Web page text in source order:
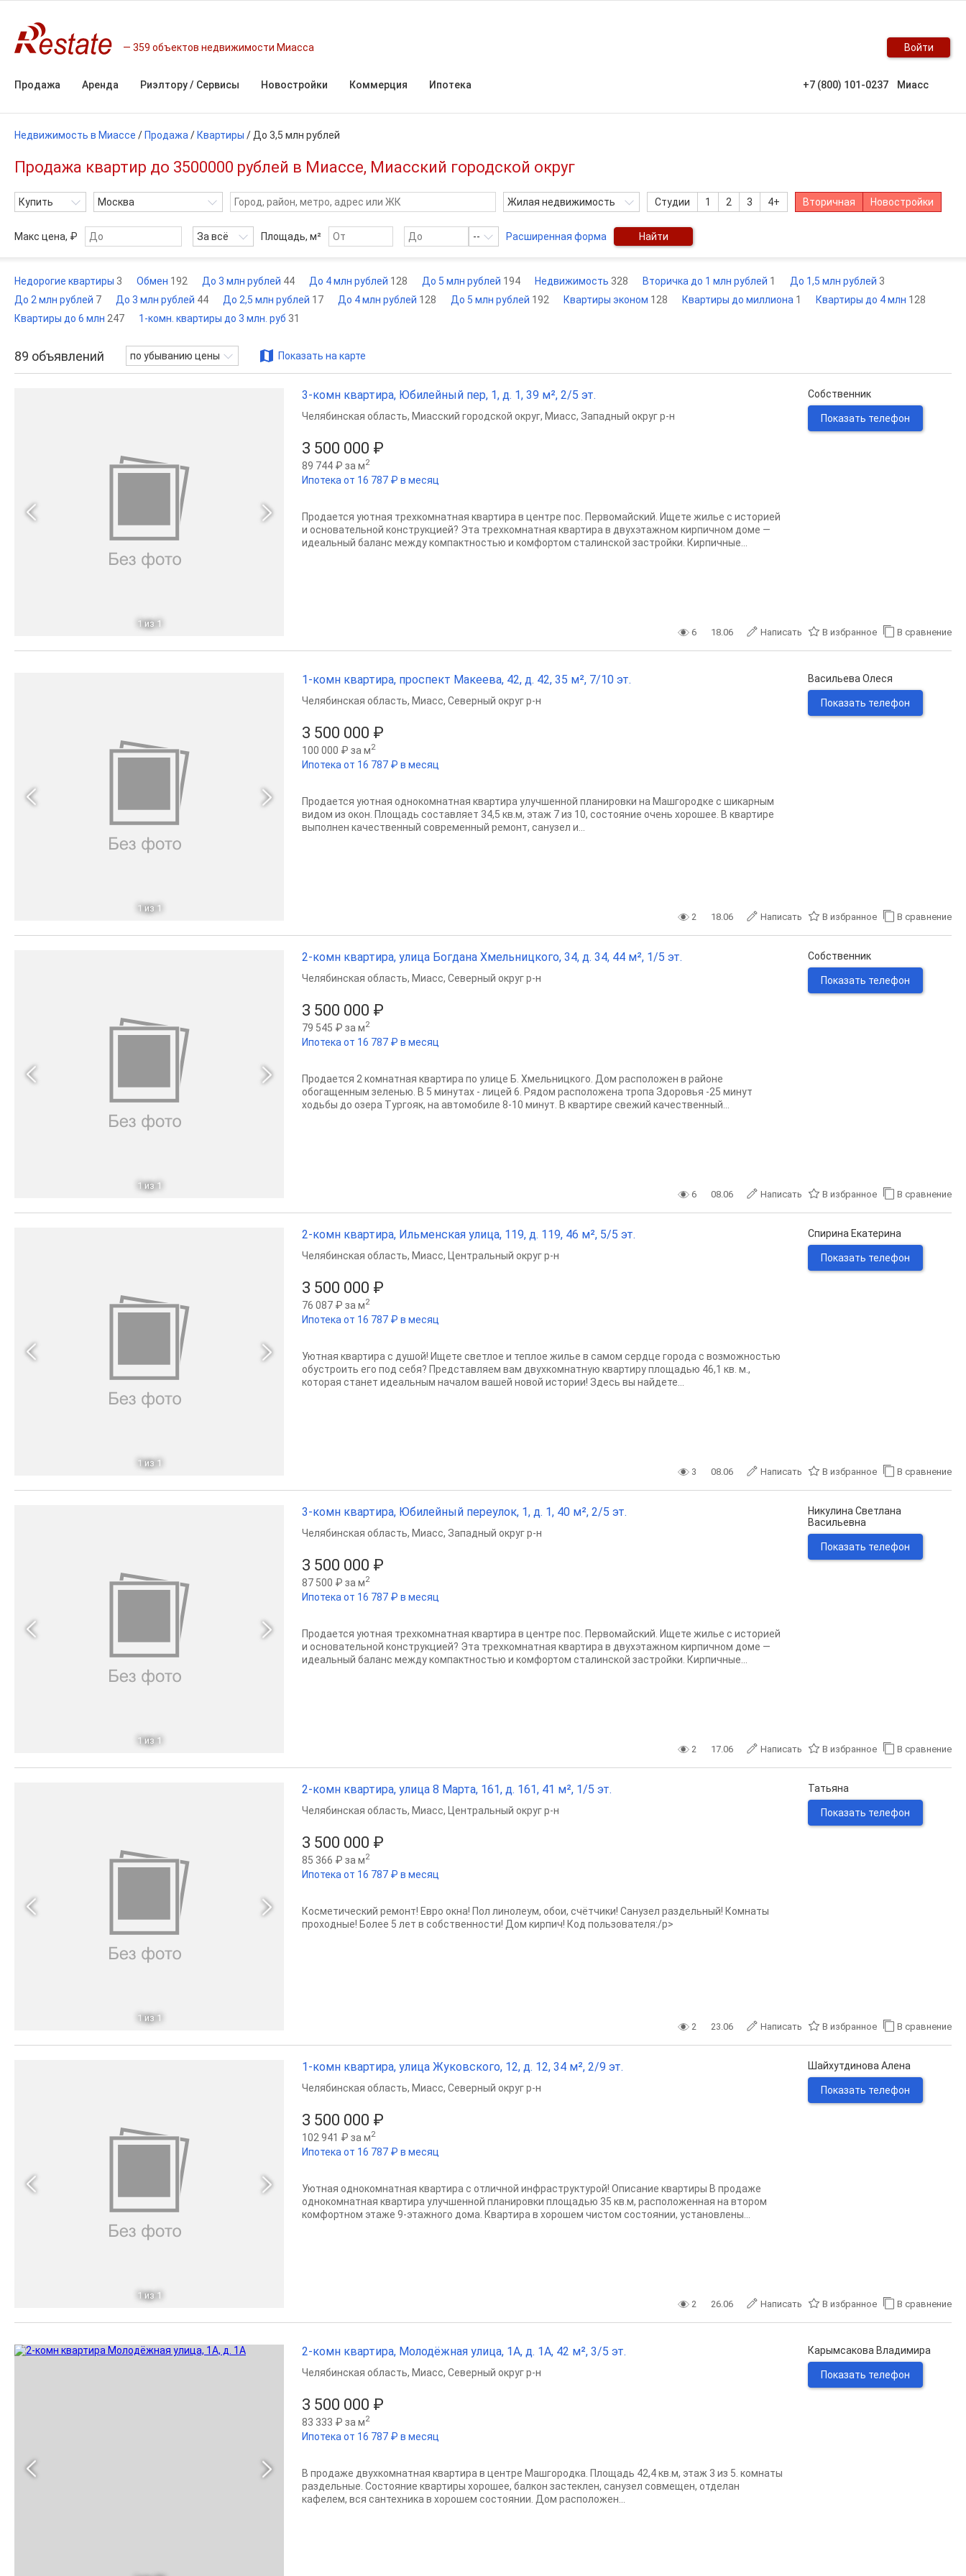
359 объектов недвижимости Миасса Войти
Продажа Аренда Риэлтору / Сервисы Новостройки Коммерция Ипотека +7 (800) 101-0237 Миасс
Недвижимость в Миассе / Продажа / Квартиры / До 3,5 млн рублей
Продажа квартир до 3500000 рублей в Миассе, Миасский городской округ
Купить Москва Жилая недвижимость Студии 1 2 3 4+ Вторичная Новостройки
Макс цена, ₽ За всё Площадь, м² -- Расширенная форма Найти
Недорогие квартиры 3 Обмен 192 До 3 млн рублей 44 До 4 млн рублей 128 До 5 млн рублей 194 Недвижимость 328 Вторичка до 1 млн рублей 1 До 1,5 млн рублей 3
До 2 млн рублей 7 До 3 млн рублей 44 До 2,5 млн рублей 17 До 4 млн рублей 128 До 5 млн рублей 192 Квартиры эконом 128 Квартиры до миллиона 1 Квартиры до 4 млн 128
Квартиры до 6 млн 247 1-комн. квартиры до 3 млн. руб 31
89 объявлений по убыванию цены Показать на карте
1 из 1
3-комн квартира, Юбилейный пер, 1, д. 1, 39 м², 2/5 эт.
3 500 000 ₽
89 744 ₽ за м2
Ипотека от 16 787 ₽ в месяц
Челябинская область, Миасский городской округ, Миасс, Западный округ р-н
Продается уютная трехкомнатная квартира в центре пос. Первомайский. Ищете жилье с историей
и основательной конструкцией? Эта трехкомнатная квартира в двухэтажном кирпичном доме —
идеальный баланс между компактностью и комфортом сталинской застройки. Кирпичные...
Собственник
Показать телефон
6 18.06 Написать В избранное В сравнение
1 из 1
1-комн квартира, проспект Макеева, 42, д. 42, 35 м², 7/10 эт.
3 500 000 ₽
100 000 ₽ за м2
Ипотека от 16 787 ₽ в месяц
Челябинская область, Миасс, Северный округ р-н
Продается уютная однокомнатная квартира улучшенной планировки на Машгородке с шикарным
видом из окон. Площадь составляет 34,5 кв.м, этаж 7 из 10, состояние очень хорошее. В квартире
выполнен качественный современный ремонт, санузел и...
Васильева Олеся
Показать телефон
2 18.06 Написать В избранное В сравнение
1 из 1
2-комн квартира, улица Богдана Хмельницкого, 34, д. 34, 44 м², 1/5 эт.
3 500 000 ₽
79 545 ₽ за м2
Ипотека от 16 787 ₽ в месяц
Челябинская область, Миасс, Северный округ р-н
Продается 2 комнатная квартира по улице Б. Хмельницкого. Дом расположен в районе
обогащенным зеленью. В 5 минутах - лицей 6. Рядом расположена тропа Здоровья -25 минут
ходьбы до озера Тургояк, на автомобиле 8-10 минут. В квартире свежий качественный...
Собственник
Показать телефон
6 08.06 Написать В избранное В сравнение
1 из 1
2-комн квартира, Ильменская улица, 119, д. 119, 46 м², 5/5 эт.
3 500 000 ₽
76 087 ₽ за м2
Ипотека от 16 787 ₽ в месяц
Челябинская область, Миасс, Центральный округ р-н
Уютная квартира с душой! Ищете светлое и теплое жилье в самом сердце города с возможностью
обустроить его под себя? Представляем вам двухкомнатную квартиру площадью 46,1 кв. м.,
которая станет идеальным началом вашей новой истории! Здесь вы найдете...
Спирина Екатерина
Показать телефон
3 08.06 Написать В избранное В сравнение
1 из 1
3-комн квартира, Юбилейный переулок, 1, д. 1, 40 м², 2/5 эт.
3 500 000 ₽
87 500 ₽ за м2
Ипотека от 16 787 ₽ в месяц
Челябинская область, Миасс, Западный округ р-н
Продается уютная трехкомнатная квартира в центре пос. Первомайский. Ищете жилье с историей
и основательной конструкцией? Эта трехкомнатная квартира в двухэтажном кирпичном доме —
идеальный баланс между компактностью и комфортом сталинской застройки. Кирпичные...
Никулина Светлана
Васильевна
Показать телефон
2 17.06 Написать В избранное В сравнение
1 из 1
2-комн квартира, улица 8 Марта, 161, д. 161, 41 м², 1/5 эт.
3 500 000 ₽
85 366 ₽ за м2
Ипотека от 16 787 ₽ в месяц
Челябинская область, Миасс, Центральный округ р-н
Косметический ремонт! Евро окна! Пол линолеум, обои, счётчики! Санузел раздельный! Комнаты
проходные! Более 5 лет в собственности! Дом кирпич! Код пользователя:/p>
Татьяна
Показать телефон
2 23.06 Написать В избранное В сравнение
1 из 1
1-комн квартира, улица Жуковского, 12, д. 12, 34 м², 2/9 эт.
3 500 000 ₽
102 941 ₽ за м2
Ипотека от 16 787 ₽ в месяц
Челябинская область, Миасс, Северный округ р-н
Уютная однокомнатная квартира с отличной инфраструктурой! Описание квартиры В продаже
однокомнатная квартира улучшенной планировки площадью 35 кв.м, расположенная на втором
комфортном этаже 9-этажного дома. Квартира в хорошем чистом состоянии, установлены...
Шайхутдинова Алена
Показать телефон
2 26.06 Написать В избранное В сравнение
2-комн квартира, Молодёжная улица, 1А, д. 1А, 42 м², 3/5 эт.
3 500 000 ₽
83 333 ₽ за м2
Ипотека от 16 787 ₽ в месяц
Челябинская область, Миасс, Северный округ р-н
В продаже двухкомнатная квартира в центре Машгородка. Площадь 42,4 кв.м, этаж 3 из 5. комнаты
раздельные. Состояние квартиры хорошее, балкон застеклен, санузел совмещен, отделан
кафелем, вся сантехника в хорошем состоянии. Дом расположен...
Карымсакова Владимира
Показать телефон